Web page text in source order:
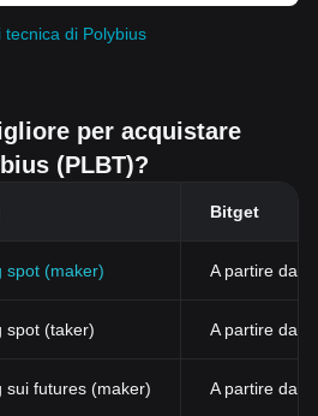
tecnica di Polybius
per acquistare
(PLBT)?
Bitget
spot (maker) A partire dallo
spot (taker) A partire
sui futures (maker) A partire dallo